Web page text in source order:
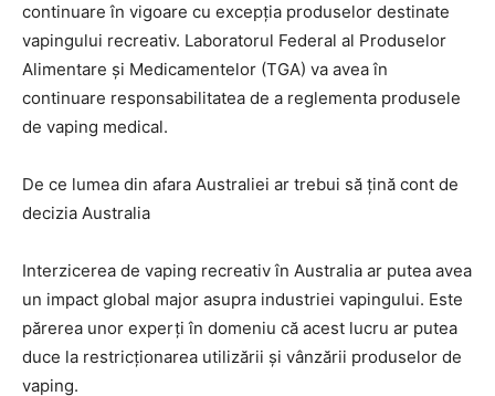
continuare în vigoare cu excepția produselor destinate
vapingului recreativ. Laboratorul Federal al Produselor
Alimentare și Medicamentelor (TGA) va avea în
continuare responsabilitatea de a reglementa produsele
de vaping medical.
De ce lumea din afara Australiei ar trebui să țină cont de
decizia Australia
Interzicerea de vaping recreativ în Australia ar putea avea
un impact global major asupra industriei vapingului. Este
părerea unor experți în domeniu că acest lucru ar putea
duce la restricționarea utilizării și vânzării produselor de
vaping.